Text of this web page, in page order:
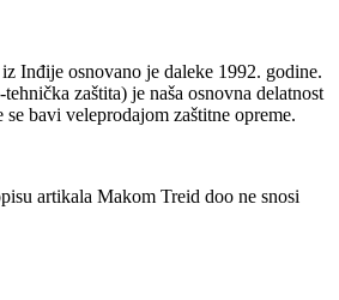
Inđije osnovano je daleke 1992. godine.
zaštita) je naša osnovna delatnost
bavi veleprodajom zaštitne opreme.
artikala Makom Treid doo ne snosi